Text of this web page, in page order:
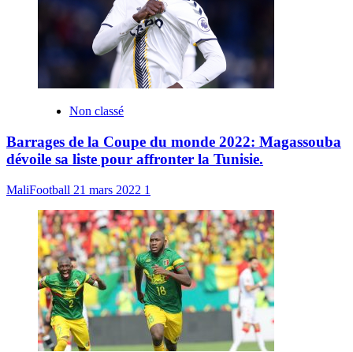
Non classé
Barrages de la Coupe du monde 2022: Magassouba
dévoile sa liste pour affronter la Tunisie.
MaliFootball 21 mars 2022 1